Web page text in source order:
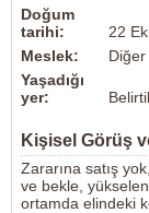
Doğum
tarihi:
22
Meslek:
Diğer
Yaşadığı
yer:
Kişisel Görüş
Zararına satış
ve bekle,
ortamda elindeki